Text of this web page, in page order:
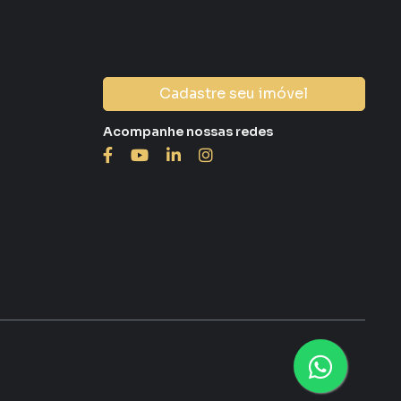
Cadastre seu imóvel
Acompanhe nossas redes